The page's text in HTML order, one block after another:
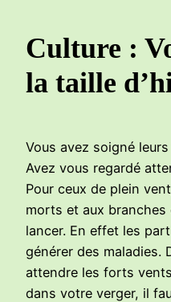
Culture :
la taille
Vous avez soigné
Avez vous regardé
Pour ceux de plein
morts et aux
lancer. En effet les
générer des maladies.
attendre les forts
dans votre verger, il